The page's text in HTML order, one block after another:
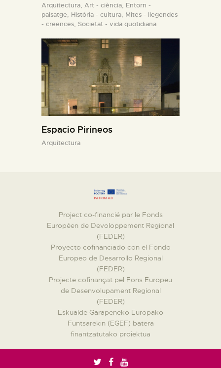
Arquitectura, Art - ciència, Entorn -
paisatge, Història - cultura, Mites - llegendes
- creences, Societat - vida quotidiana
Espacio Pirineos
Arquitectura
Project co-financié par le Fonds
Européen de Devoloppement Regional
(FEDER)
Proyecto cofinanciado con el Fondo
Europeo de Desarrollo Regional
(FEDER)
Projecte cofinançat pel Fons Europeu
de Desenvolupament Regional
(FEDER)
Eskualde Garapeneko Europako
Funtsarekin (EGEF) batera
finantzatutako proiektua